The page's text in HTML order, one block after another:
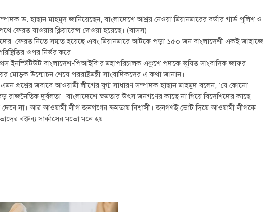
ড. হাছান মাহমুদ জানিয়েছেন, বাংলাদেশে আশ্রয় নেওয়া মিয়ানমারের বর্ডার গার্ড পুলিশ ও
ফেরত যাওয়ার ক্লিয়ারেন্স দেওয়া হয়েছে। (বাসস)
ফেরত নিতে সম্মত হয়েছে এবং মিয়ানমারে আটকে পড়া ১৫০ জন বাংলাদেশী একই জাহাজে
ওপর নির্ভর করে।
প্রেস ইনস্টিটিউট বাংলাদেশ-পিআইবি’র মহাপরিচালক একুশে পদকে ভূষিত সাংবাদিক জাফর
উন্মোচন শেষে পররাষ্ট্রমন্ত্রী সাংবাদিকদের এ কথা জানান।
এমন প্রশ্নের জবাবে আওয়ামী লীগের যুগ্ম সাধারণ সম্পাদক হাছান মাহমুদ বলেন, ‘যে কোনো
রাজনৈতিক দুর্বলতা। বাংলাদেশে ক্ষমতার উৎস জনগণের কাছে না গিয়ে বিদেশিদের কাছে
না। আর আওয়ামী লীগ জনগণের ক্ষমতায় বিশ্বাসী। জনগণই ভোট দিয়ে আওয়ামী লীগকে
বক্তব্য সার্কাসের মতো মনে হয়।